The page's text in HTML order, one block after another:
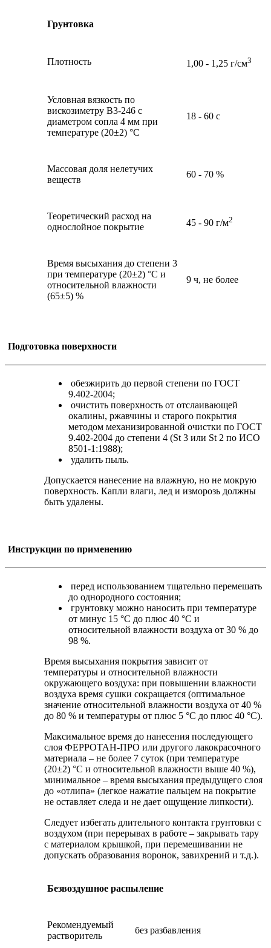
Грунтовка
Плотность 1,00 - 1,25 г/см3
Условная вязкость по
вискозиметру В3-246 с
диаметром сопла 4 мм при
температуре (20±2) °С
18 - 60 с
Массовая доля нелетучих
веществ
60 - 70 %
Теоретический расход на
однослойное покрытие
45 - 90 г/м2
Время высыхания до степени 3
при температуре (20±2) °С и
относительной влажности
(65±5) %
9 ч, не более
Подготовка поверхности
обезжирить до первой степени по ГОСТ
9.402-2004;
очистить поверхность от отслаивающей
окалины, ржавчины и старого покрытия
методом механизированной очистки по ГОСТ
9.402-2004 до степени 4 (St 3 или St 2 по ИСО
8501-1:1988);
удалить пыль.
Допускается нанесение на влажную, но не мокрую
поверхность. Капли влаги, лед и изморозь должны
быть удалены.
Инструкции по применению
перед использованием тщательно перемешать
до однородного состояния;
грунтовку можно наносить при температуре
от минус 15 °С до плюс 40 °С и
относительной влажности воздуха от 30 % до
98 %.
Время высыхания покрытия зависит от
температуры и относительной влажности
окружающего воздуха: при повышении влажности
воздуха время сушки сокращается (оптимальное
значение относительной влажности воздуха от 40 %
до 80 % и температуры от плюс 5 °С до плюс 40 °С).
Максимальное время до нанесения последующего
слоя ФЕРРОТАН-ПРО или другого лакокрасочного
материала – не более 7 суток (при температуре
(20±2) °С и относительной влажности выше 40 %),
минимальное – время высыхания предыдущего слоя
до «отлипа» (легкое нажатие пальцем на покрытие
не оставляет следа и не дает ощущение липкости).
Следует избегать длительного контакта грунтовки с
воздухом (при перерывах в работе – закрывать тару
с материалом крышкой, при перемешивании не
допускать образования воронок, завихрений и т.д.).
Безвоздушное распыление
Рекомендуемый
растворитель
без разбавления